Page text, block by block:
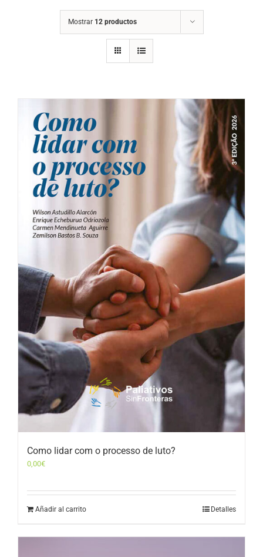
Mostrar 12 productos
Como lidar com o processo de luto?
0,00€
Añadir al carrito Detalles